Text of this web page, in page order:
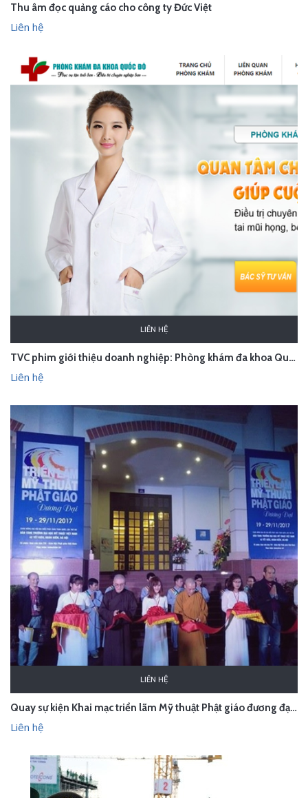
Thu âm đọc quảng cáo cho công ty Đức Việt
Liên hệ
LIÊN HỆ
TVC phim giới thiệu doanh nghiệp: Phòng khám đa khoa Quốc Đô - Hà Nội
Liên hệ
LIÊN HỆ
Quay sự kiện Khai mạc triển lãm Mỹ thuật Phật giáo đương đại - hà Nội
Liên hệ